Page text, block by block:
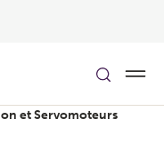
et Servomoteurs